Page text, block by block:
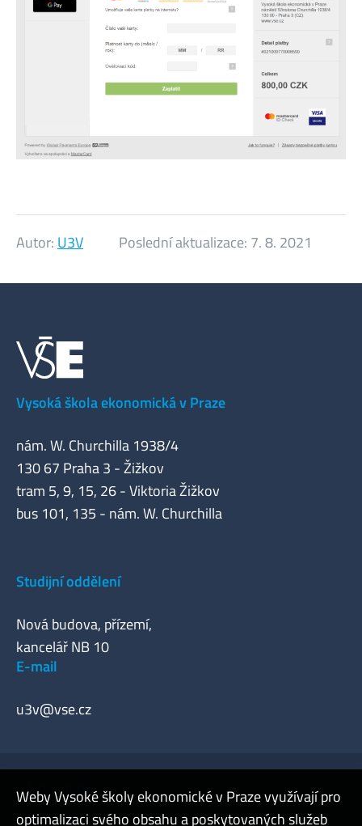
Autor: U3V Poslední aktualizace: 7. 8. 2021
Vysoká škola ekonomická v Praze
nám. W. Churchilla 1938/4
130 67 Praha 3 - Žižkov
tram 5, 9, 15, 26 - Viktoria Žižkov
bus 101, 135 - nám. W. Churchilla
Studijní oddělení
Nová budova, přízemí,
kancelář NB 10
E-mail
u3v@vse.cz
Úřední hodiny
Weby Vysoké školy ekonomické v Praze využívají pro
optimalizaci svého obsahu a poskytovaných služeb